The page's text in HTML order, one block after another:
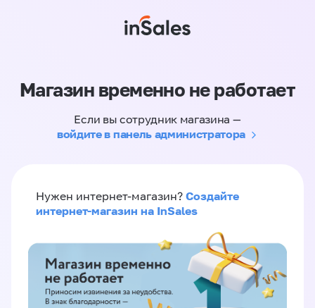
Магазин временно не работает
Если вы сотрудник магазина —
войдите в панель администратора
Нужен интернет-магазин? Создайте
интернет-магазин на InSales